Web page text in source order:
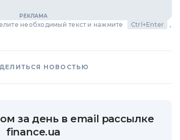
необходимый текст и нажмите Ctrl+Enter ,
НОВОСТЬЮ
за день в email рассылке
finance.ua